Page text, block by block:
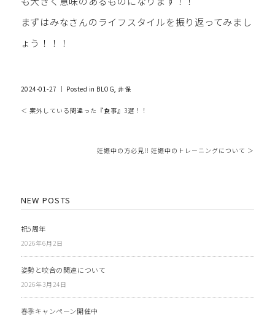
まずはみなさんのライフスタイルを振り返ってみまし
ょう！！！
2024-01-27 ｜ Posted in BLOG,井保
＜ 案外している間違った『食事』3選！！
妊娠中の方必見!! 妊娠中のトレーニングについて ＞
NEW POSTS
祝5周年
2026年6月2日
姿勢と咬合の関連について
2026年3月24日
春季キャンペーン開催中